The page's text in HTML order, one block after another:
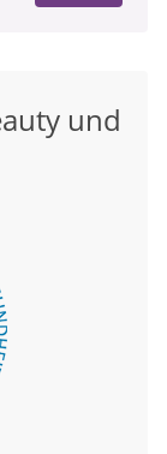
und